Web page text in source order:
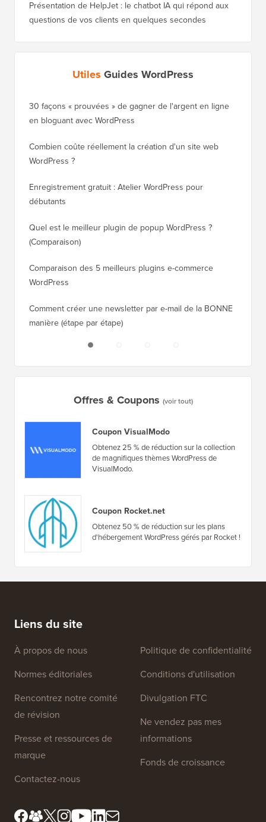
Présentation de HelpJet : le chatbot IA qui répond aux
questions de vos clients en quelques secondes
Utiles Guides WordPress
30 façons « prouvées » de gagner de l'argent en ligne
en bloguant avec WordPress
Combien coûte réellement la création d'un site web
WordPress ?
Enregistrement gratuit : Atelier WordPress pour
débutants
Quel est le meilleur plugin de popup WordPress ?
(Comparaison)
Comparaison des 5 meilleurs plugins e-commerce
WordPress
Comment créer une newsletter par e-mail de la BONNE
manière (étape par étape)
Offres & Coupons (voir tout)
Coupon VisualModo
Obtenez 25 % de réduction sur la collection
de magnifiques thèmes WordPress de
VisualModo.
Coupon Rocket.net
Obtenez 50 % de réduction sur les plans
d'hébergement WordPress gérés par Rocket !
Liens du site
À propos de nous
Normes éditoriales
Rencontrez notre comité
de révision
Presse et ressources de
marque
Contactez-nous
Politique de confidentialité
Conditions d'utilisation
Divulgation FTC
Ne vendez pas mes
informations
Fonds de croissance